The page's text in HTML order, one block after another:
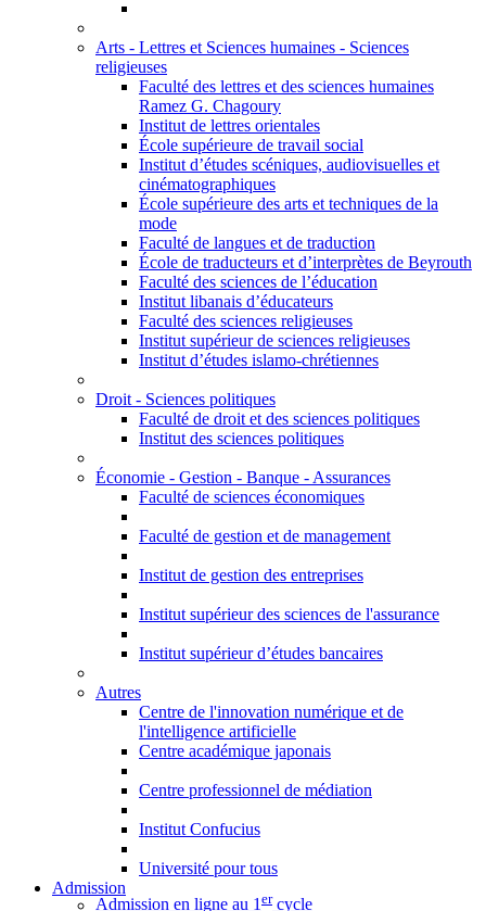
Arts - Lettres et Sciences humaines - Sciences
religieuses
Faculté des lettres et des sciences humaines
Ramez G. Chagoury
Institut de lettres orientales
École supérieure de travail social
Institut d’études scéniques, audiovisuelles et
cinématographiques
École supérieure des arts et techniques de la
mode
Faculté de langues et de traduction
École de traducteurs et d’interprètes de Beyrouth
Faculté des sciences de l’éducation
Institut libanais d’éducateurs
Faculté des sciences religieuses
Institut supérieur de sciences religieuses
Institut d’études islamo-chrétiennes
Droit - Sciences politiques
Faculté de droit et des sciences politiques
Institut des sciences politiques
Économie - Gestion - Banque - Assurances
Faculté de sciences économiques
Faculté de gestion et de management
Institut de gestion des entreprises
Institut supérieur des sciences de l'assurance
Institut supérieur d’études bancaires
Autres
Centre de l'innovation numérique et de
l'intelligence artificielle
Centre académique japonais
Centre professionnel de médiation
Institut Confucius
Université pour tous
Admission
Admission en ligne au 1ercycle